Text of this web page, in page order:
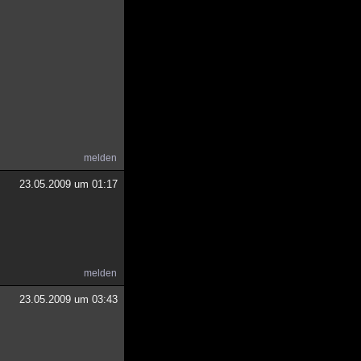
melden
23.05.2009 um 01:17
melden
23.05.2009 um 03:43